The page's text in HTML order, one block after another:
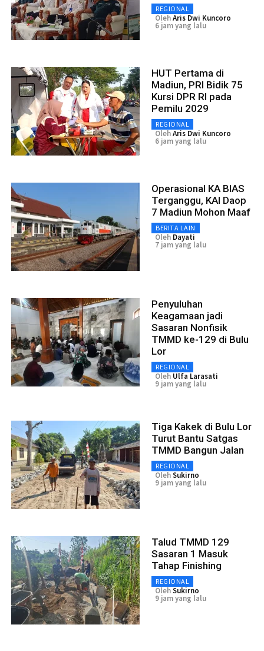
REGIONAL
OlehAris Dwi Kuncoro
6 jam yang lalu
HUT Pertama di
Madiun, PRI Bidik 75
Kursi DPR RI pada
Pemilu 2029
REGIONAL
OlehAris Dwi Kuncoro
6 jam yang lalu
Operasional KA BIAS
Terganggu, KAI Daop
7 Madiun Mohon Maaf
BERITA LAIN
Oleh Dayati
7 jam yang lalu
Penyuluhan
Keagamaan jadi
Sasaran Nonfisik
TMMD ke-129 di Bulu
Lor
REGIONAL
Oleh Ulfa Larasati
9 jam yang lalu
Tiga Kakek di Bulu Lor
Turut Bantu Satgas
TMMD Bangun Jalan
REGIONAL
OlehSukirno
9 jam yang lalu
Talud TMMD 129
Sasaran 1 Masuk
Tahap Finishing
REGIONAL
OlehSukirno
9 jam yang lalu